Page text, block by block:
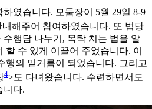
였습니다. 모둠장이 5월 29일 8-9
내해주어 참여하였습니다. 또 법당
행담 나누기, 목탁 치는 법을 알
할 수 있게 이끌어 주었습니다. 이
행의 밑거름이 되었습니다. 그리고
4>도 다녀왔습니다. 수련하면서도
니다.